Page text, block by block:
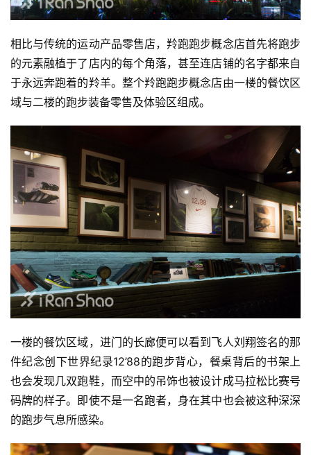
相比与传统的运动产品零售店，羚跑跑步概念店首先将跑步
的元素融植于了店内的每个角落，甚至连店铺的名字都来自
于永远奔跑着的羚羊。整个羚跑跑步概念店由一楼的餐饮区
域与二楼的跑步装备零售及体验区组成。
一楼的餐饮区域，进门的长廊便可以看到飞人刘翔签名的那
件纪念创下世界纪录12’88的跑步背心，餐桌背后的书架上
也会发现几双跑鞋，而空中的吊饰也被设计成马拉松比赛号
码牌的样子。即使不是一名跑者，身在其中也会被这种深深
的跑步气息所感染。